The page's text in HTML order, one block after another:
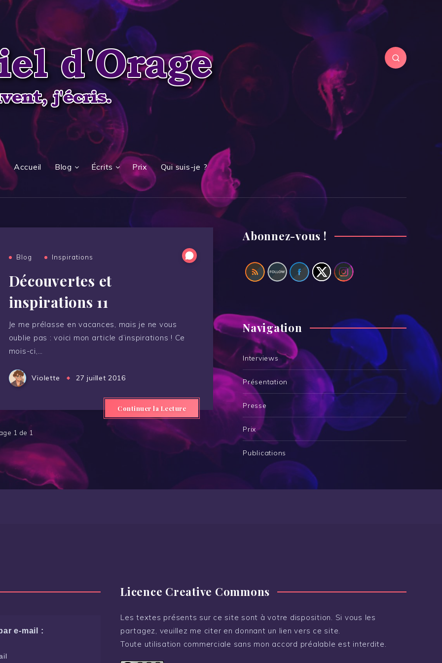
Accueil Blog Écrits Prix Qui suis-je ?
Blog Inspirations
Découvertes et
inspirations 11
Je me prélasse en vacances, mais je ne vous
oublie pas : voici mon article d’inspirations ! Ce
mois-ci,…
Violette 27 juillet 2016
Continuer la Lecture
1 de 1
Abonnez-vous !
Navigation
Interviews
Présentation
Presse
Prix
Publications
e-mail :
Licence Creative Commons
Les textes présents sur ce site sont à votre disposition. Si vous les
partagez, veuillez me citer en donnant un lien vers ce site.
Toute utilisation commerciale sans mon accord préalable est interdite.